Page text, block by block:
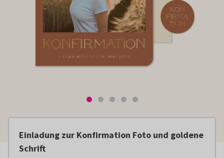
Einladung zur Konfirmation Foto und goldene
Schrift